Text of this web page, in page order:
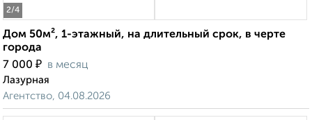
2/4
Дом 50м², 1-этажный, на длительный срок, в черте
города
7 000 ₽ в месяц
Лазурная
Агентство, 04.08.2026